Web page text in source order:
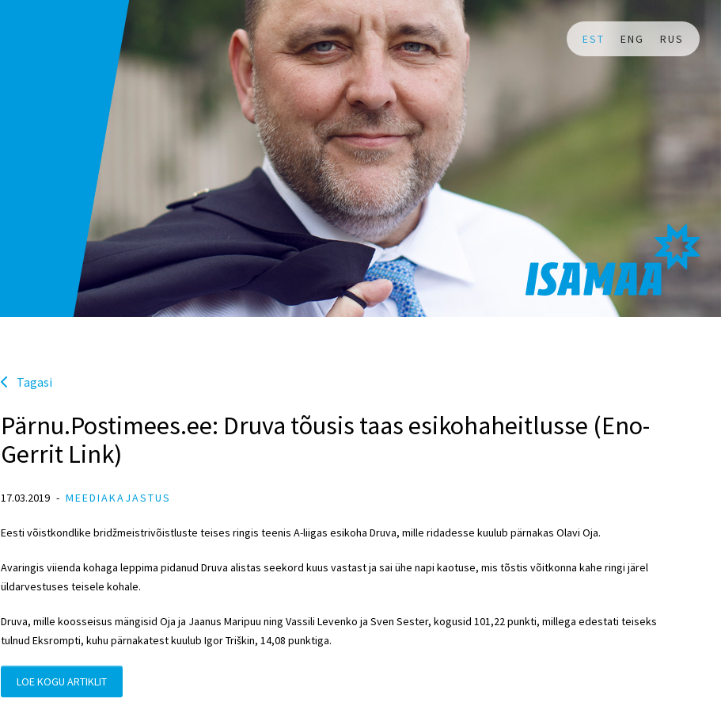
EST ENG RUS
Tagasi
Pärnu.Postimees.ee: Druva tõusis taas esikohaheitlusse (Eno-
Gerrit Link)
17.03.2019 MEEDIAKAJASTUS
Eesti võistkondlike bridžmeistrivõistluste teises ringis teenis A-liigas esikoha Druva, mille ridadesse kuulub pärnakas Olavi Oja.
Avaringis viienda kohaga leppima pidanud Druva alistas seekord kuus vastast ja sai ühe napi kaotuse, mis tõstis võitkonna kahe ringi järel
üldarvestuses teisele kohale.
Druva, mille koosseisus mängisid Oja ja Jaanus Maripuu ning Vassili Levenko ja Sven Sester, kogusid 101,22 punkti, millega edestati teiseks
tulnud Eksrompti, kuhu pärnakatest kuulub Igor Triškin, 14,08 punktiga.
LOE KOGU ARTIKLIT